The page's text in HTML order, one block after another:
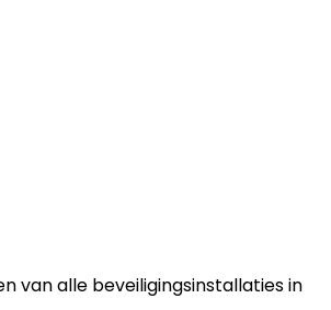
van alle beveiligingsinstallaties in